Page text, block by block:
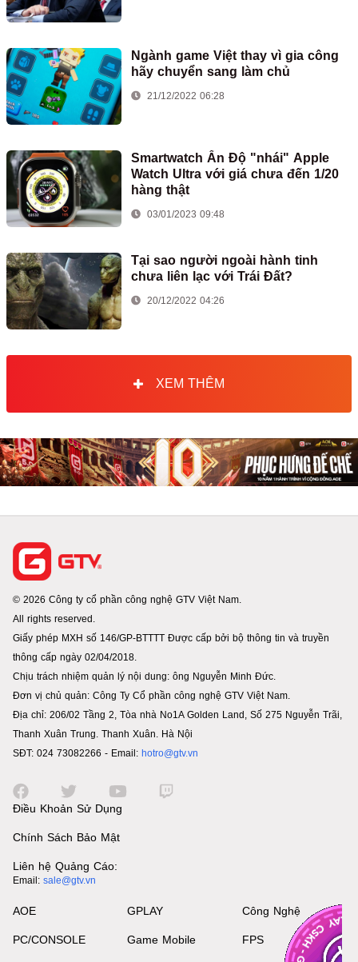
Ngành game Việt thay vì gia công
hãy chuyển sang làm chủ
21/12/2022 06:28
Smartwatch Ấn Độ "nhái" Apple
Watch Ultra với giá chưa đến 1/20
hàng thật
03/01/2023 09:48
Tại sao người ngoài hành tinh
chưa liên lạc với Trái Đất?
20/12/2022 04:26
XEM THÊM
© 2026 Công ty cổ phần công nghệ GTV Việt Nam.
All rights reserved.
Giấy phép MXH số 146/GP-BTTTT Được cấp bởi bộ thông tin và truyền
thông cấp ngày 02/04/2018.
Chịu trách nhiệm quản lý nội dung: ông Nguyễn Minh Đức.
Đơn vị chủ quản: Công Ty Cổ phần công nghệ GTV Việt Nam.
Địa chỉ: 206/02 Tầng 2, Tòa nhà No1A Golden Land, Số 275 Nguyễn Trãi,
Thanh Xuân Trung. Thanh Xuân. Hà Nội
SĐT: 024 73082266 - Email: hotro@gtv.vn
Điều Khoản Sử Dụng
Chính Sách Bảo Mật
Liên hệ Quảng Cáo:
Email: sale@gtv.vn
AOE
PC/CONSOLE
GPLAY
Game Mobile
Công Nghệ
FPS